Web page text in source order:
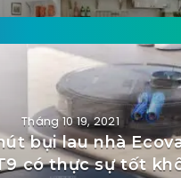
Tháng 10 16, 2021